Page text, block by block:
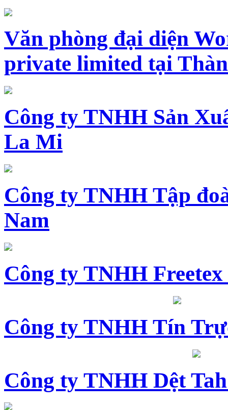
Văn phòng đại diện
private limited tại
Công ty TNHH Sản
La Mi
Công ty TNHH Tập
Nam
Công ty TNHH
Công ty TNHH Tín
Công ty TNHH Dệt